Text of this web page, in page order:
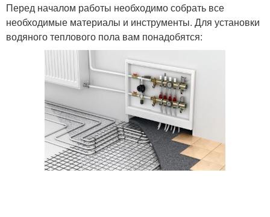
Перед началом работы необходимо собрать все
необходимые материалы и инструменты. Для установки
водяного теплового пола вам понадобятся: